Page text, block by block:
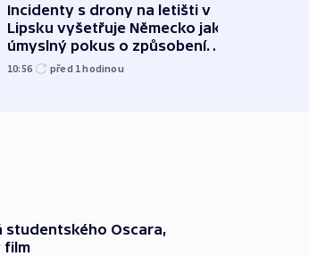
Incidenty s drony na letišti v
Lipsku vyšetřuje Německo jako
úmyslný pokus o způsobení
exploze
10:56 před 1hodinou
studentského Oscara,
film